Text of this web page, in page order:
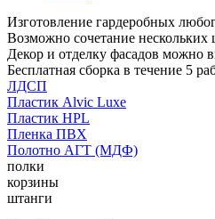
Изготовление гардеробных
Возможно сочетание нескольких
Декор и отделку фасадов можно
Бесплатная сборка в течение 5
ЛДСП
Пластик Alvic Luxe
Пластик HPL
Пленка ПВХ
Полотно АГТ (МДФ)
полки
корзины
штанги